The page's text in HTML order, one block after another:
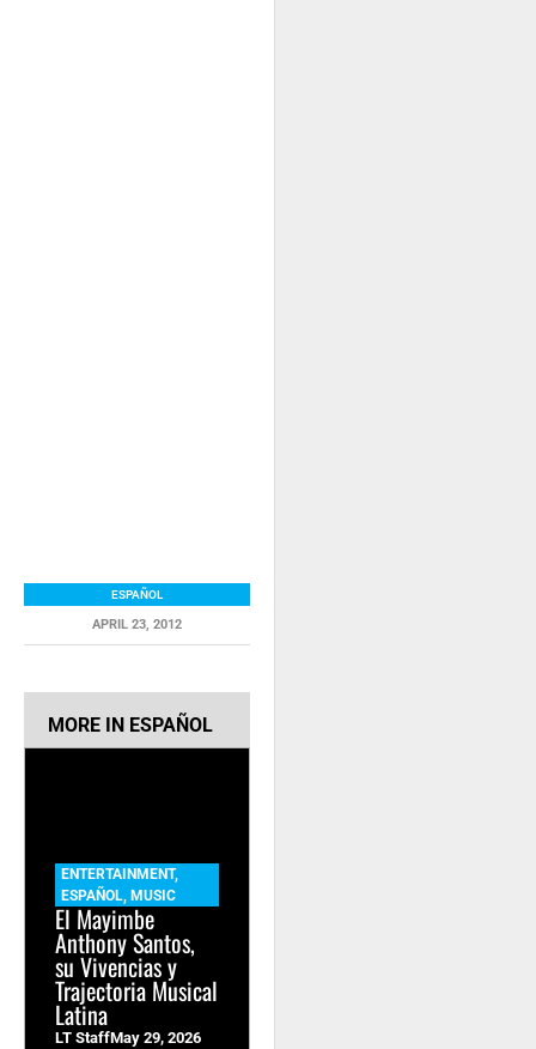
ESPAÑOL
APRIL 23, 2012
MORE IN ESPAÑOL
ENTERTAINMENT,
ESPAÑOL, MUSIC
El Mayimbe
Anthony Santos,
su Vivencias y
Trajectoria Musical
Latina
LT StaffMay 29, 2026